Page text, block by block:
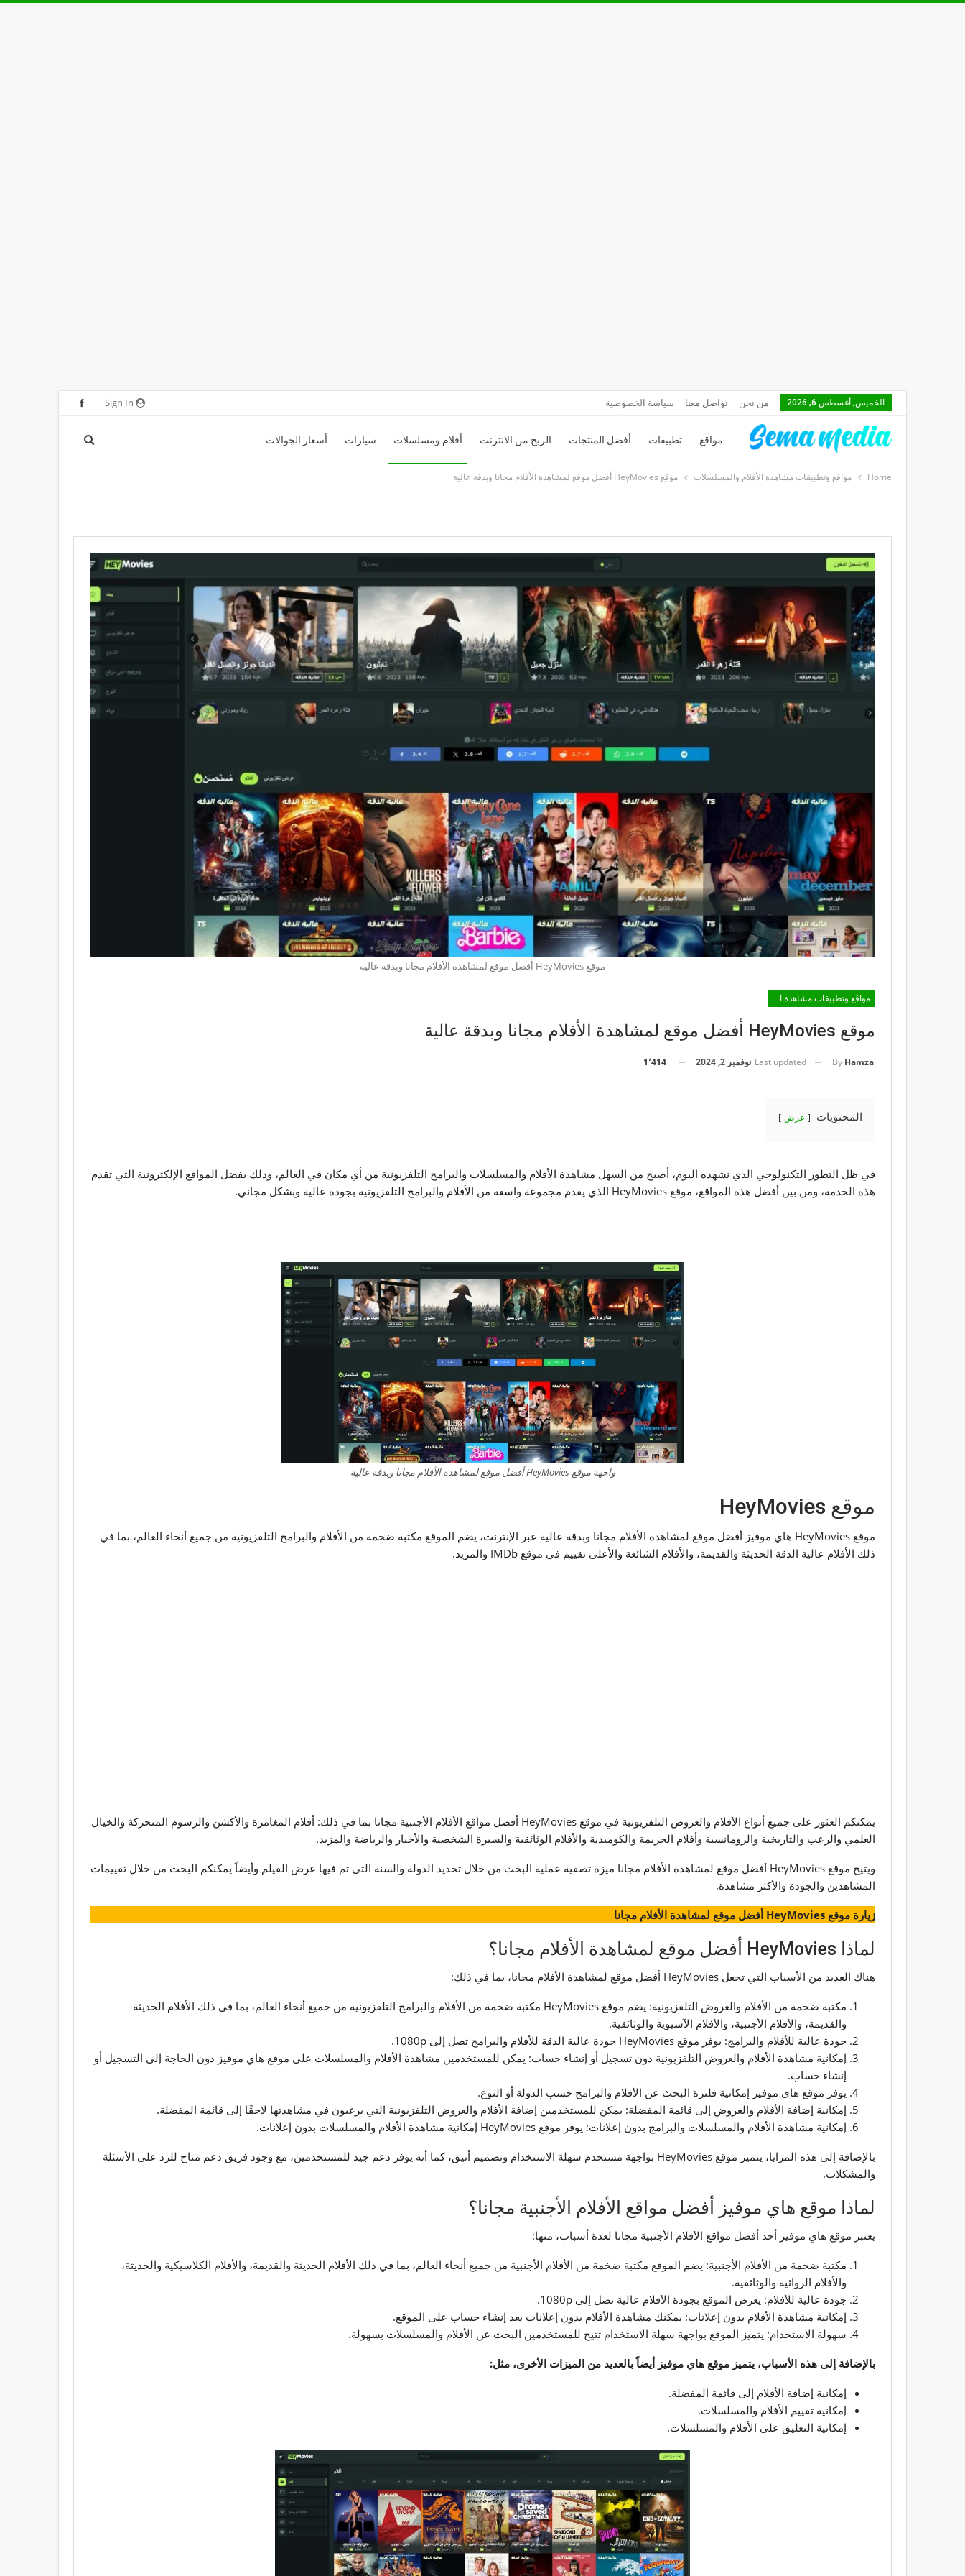
الخميس, أغسطس 6, 2026 من نحن تواصل معنا سياسة الخصوصية
مواقع تطبيقات أفضل المنتجات الربح من الانترنت أفلام ومسلسلات سيارات أسعار الجوالات
Home مواقع وتطبيقات مشاهدة الأفلام والمسلسلات موقع HeyMovies أفضل موقع لمشاهدة الأفلام مجانا وبدقة عالية
موقع HeyMovies أفضل موقع لمشاهدة الأفلام مجانا وبدقة عالية
موقع HeyMovies أفضل موقع لمشاهدة الأفلام مجانا وبدقة عالية
By Hamza
Last updated نوفمبر 2, 2024
المحتويات عرض
في ظل التطور التكنولوجي الذي نشهده اليوم، أصبح من السهل مشاهدة الأفلام والمسلسلات والبرامج التلفزيونية من أي مكان في العالم، وذلك بفضل المواقع الإلكترونية التي تقدم
هذه الخدمة، ومن بين أفضل هذه المواقع، موقع HeyMovies الذي يقدم مجموعة واسعة من الأفلام والبرامج التلفزيونية بجودة عالية وبشكل مجاني.
واجهة موقع HeyMovies أفضل موقع لمشاهدة الأفلام مجانا وبدقة عالية
موقع HeyMovies
موقع HeyMovies هاي موفيز أفضل موقع لمشاهدة الأفلام مجانا وبدقة عالية عبر الإنترنت، يضم الموقع مكتبة ضخمة من الأفلام والبرامج التلفزيونية من جميع أنحاء العالم، بما في
ذلك الأفلام عالية الدقة الحديثة والقديمة، والأفلام الشائعة والأعلى تقييم في موقع IMDb والمزيد.
يمكنكم العثور على جميع أنواع الأفلام والعروض التلفزيونية في موقع HeyMovies أفضل مواقع الأفلام الأجنبية مجانا بما في ذلك: أفلام المغامرة والأكشن والرسوم المتحركة والخيال
العلمي والرعب والتاريخية والرومانسية وأفلام الجريمة والكوميدية والأفلام الوثائقية والسيرة الشخصية والأخبار والرياضة والمزيد.
ويتيح موقع HeyMovies أفضل موقع لمشاهدة الأفلام مجانا ميزة تصفية عملية البحث من خلال تحديد الدولة والسنة التي تم فيها عرض الفيلم وأيضاً يمكنكم البحث من خلال تقييمات
المشاهدين والجودة والأكثر مشاهدة.
زيارة موقع HeyMovies أفضل موقع لمشاهدة الأفلام مجانا
لماذا HeyMovies أفضل موقع لمشاهدة الأفلام مجانا؟
هناك العديد من الأسباب التي تجعل HeyMovies أفضل موقع لمشاهدة الأفلام مجانا، بما في ذلك:
مكتبة ضخمة من الأفلام والعروض التلفزيونية: يضم موقع HeyMovies مكتبة ضخمة من الأفلام والبرامج التلفزيونية من جميع أنحاء العالم، بما في ذلك الأفلام الحديثة
والقديمة، والأفلام الأجنبية، والأفلام الآسيوية والوثائقية.
جودة عالية للأفلام والبرامج: يوفر موقع HeyMovies جودة عالية الدقة للأفلام والبرامج تصل إلى 1080p.
إمكانية مشاهدة الأفلام والعروض التلفزيونية دون تسجيل أو إنشاء حساب: يمكن للمستخدمين مشاهدة الأفلام والمسلسلات على موقع هاي موفيز دون الحاجة إلى التسجيل أو
إنشاء حساب.
يوفر موقع هاي موفيز إمكانية فلترة البحث عن الأفلام والبرامج حسب الدولة أو النوع.
إمكانية إضافة الأفلام والعروض إلى قائمة المفضلة: يمكن للمستخدمين إضافة الأفلام والعروض التلفزيونية التي يرغبون في مشاهدتها لاحقًا إلى قائمة المفضلة.
إمكانية مشاهدة الأفلام والمسلسلات والبرامج بدون إعلانات: يوفر موقع HeyMovies إمكانية مشاهدة الأفلام والمسلسلات بدون إعلانات.
بالإضافة إلى هذه المزايا، يتميز موقع HeyMovies بواجهة مستخدم سهلة الاستخدام وتصميم أنيق، كما أنه يوفر دعم جيد للمستخدمين، مع وجود فريق دعم متاح للرد على الأسئلة
والمشكلات.
لماذا موقع هاي موفيز أفضل مواقع الأفلام الأجنبية مجانا؟
يعتبر موقع هاي موفيز أحد أفضل مواقع الأفلام الأجنبية مجانا لعدة أسباب، منها:
مكتبة ضخمة من الأفلام الأجنبية: يضم الموقع مكتبة ضخمة من الأفلام الأجنبية من جميع أنحاء العالم، بما في ذلك الأفلام الحديثة والقديمة، والأفلام الكلاسيكية والحديثة،
والأفلام الروائية والوثائقية.
جودة عالية للأفلام: يعرض الموقع بجودة الأفلام عالية تصل إلى 1080p.
إمكانية مشاهدة الأفلام بدون إعلانات: يمكنك مشاهدة الأفلام بدون إعلانات بعد إنشاء حساب على الموقع.
سهولة الاستخدام: يتميز الموقع بواجهة سهلة الاستخدام تتيح للمستخدمين البحث عن الأفلام والمسلسلات بسهولة.
بالإضافة إلى هذه الأسباب، يتميز موقع هاي موفيز أيضاً بالعديد من الميزات الأخرى، مثل:
إمكانية إضافة الأفلام إلى قائمة المفضلة.
إمكانية تقييم الأفلام والمسلسلات.
إمكانية التعليق على الأفلام والمسلسلات.